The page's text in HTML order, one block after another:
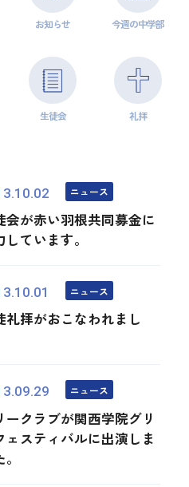
お知らせ 今週の中学部
生徒会 礼拝
ニュース
会が赤い羽根共同募金に
しています。
ニュース
礼拝がおこなわれまし
ニュース
ークラブが関西学院グリ
ェスティバルに出演しま